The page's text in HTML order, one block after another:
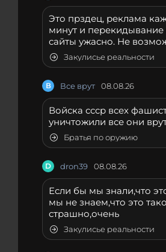
Это прздец, реклама
минут и перекидывание
сайты ужасно. Не
Закулисье реальности
В Все врут 08.08.26
Войска ссср всех
уничтожили все они
Братья по оружию
D dron39 08.08.26
Если бы мы знали,что
мы не знаем,что это
страшно,очень
Закулисье реальности